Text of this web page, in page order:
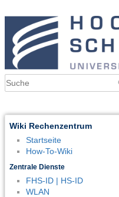
Wiki Rechenzentrum
Startseite
How-To-Wiki
Zentrale Dienste
FHS-ID | HS-ID
WLAN